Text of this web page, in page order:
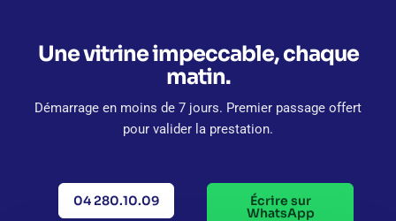
Une vitrine impeccable, chaque
matin.
Démarrage en moins de 7 jours. Premier passage offert
pour valider la prestation.
04 280.10.09 Écrire sur
WhatsApp